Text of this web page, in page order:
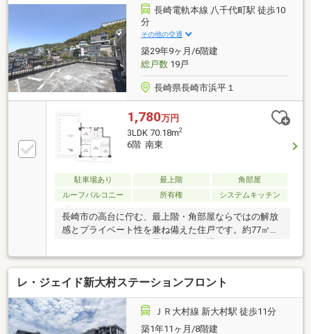
能トイレ
長崎電軌本線 八千代町駅 徒歩10
分
その他の交通
築29年9ヶ月/6階建
総戸数19戸
長崎県長崎市浜平１
1,780万円
3LDK 70.18m2
6階 南東
駐車場あり 最上階
角部屋
ルーフバルコニー
所有権 システムキッチン
長崎市の高台に佇む、最上階・角部屋ならではの解放
感とプライベート性を兼ね備えた住戸です。約77㎡の
ィーなど暮らしの楽しみが広がる空間。長崎駅や長崎
港を望む眺望は、昼は青空と街並み、夜は夜景へと表
情を変え、別荘利用にも日々の暮らしにも特別感を演
出します。駐車場もありながら、長崎駅まで徒歩圏内
の利便性と高台ならではの解放感を両立。ぜひ一度現
地をご覧ください。
レ・ジェイド新大村ステーションフロント
ＪＲ大村線 新大村駅 徒歩11分
築1年11ヶ月/8階建